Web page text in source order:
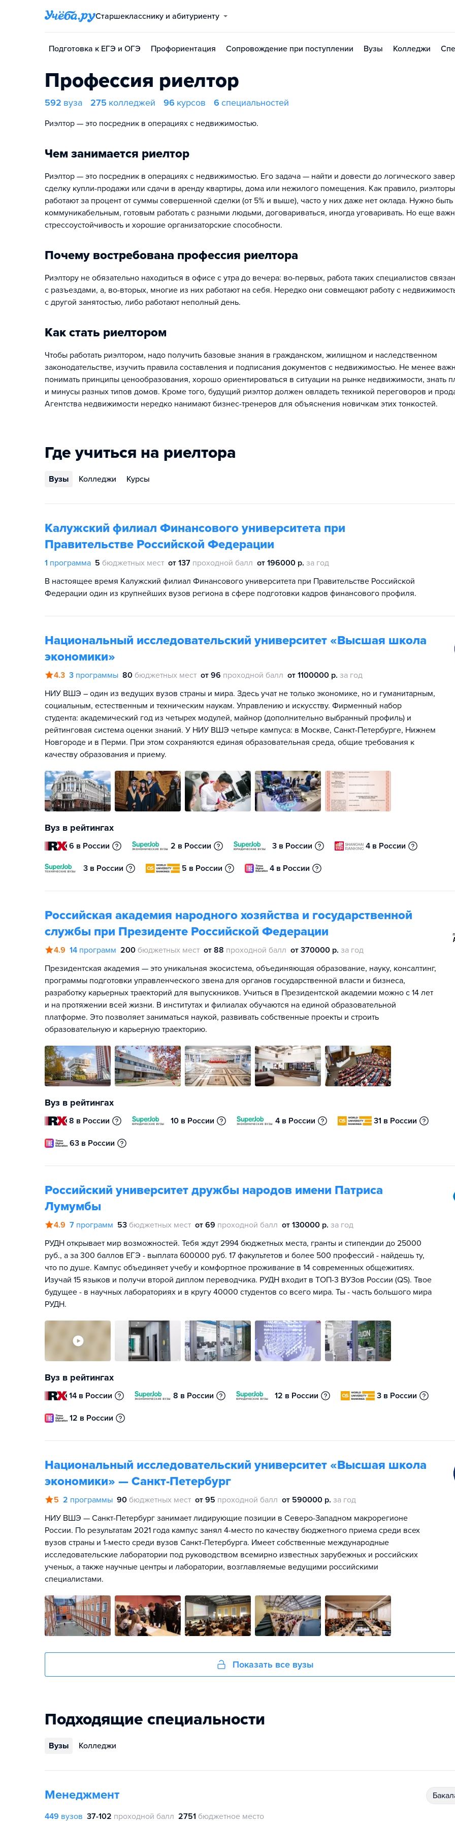
Старшекласснику и абитуриенту
Подготовка к ЕГЭ и ОГЭ Профориентация Сопровождение при поступлении Вузы Колледжи
Профессия риелтор
592 вуза 275 колледжей 96 курсов 6 специальностей
Риэлтор — это посредник в операциях с недвижимостью.
Чем занимается риелтор
Риэлтор — это посредник в операциях с недвижимостью. Его задача — найти и довести до логического
сделку купли-продажи или сдачи в аренду квартиры, дома или нежилого помещения. Как правило, риэлторы
работают за процент от суммы совершенной сделки (от 5% и выше), часто у них даже нет оклада. Нужно быть
коммуникабельным, готовым работать с разными людьми, договариваться, иногда уговаривать. Но еще
стрессоустойчивость и хорошие организаторские способности.
Почему востребована профессия риелтора
Риэлтору не обязательно находиться в офисе с утра до вечера: во-первых, работа таких специалистов
с разъездами, а, во-вторых, многие из них работают на себя. Нередко они совмещают работу с
с другой занятостью, либо работают неполный день.
Как стать риелтором
Чтобы работать риэлтором, надо получить базовые знания в гражданском, жилищном и наследственном
законодательстве, изучить правила составления и подписания документов с недвижимостью. Не менее
понимать принципы ценообразования, хорошо ориентироваться в ситуации на рынке недвижимости, знать
и минусы разных типов домов. Кроме того, будущий риэлтор должен овладеть техникой переговоров и
Агентства недвижимости нередко нанимают бизнес-тренеров для объяснения новичкам этих тонкостей.
Где учиться на риелтора
Вузы Колледжи Курсы
Калужский филиал Финансового университета при
Правительстве Российской Федерации
1 программа 5 бюджетных мест от 137 проходной балл от 196000 р. за год
В настоящее время Калужский филиал Финансового университета при Правительстве Российской
Федерации один из крупнейших вузов региона в сфере подготовки кадров финансового профиля.
Национальный исследовательский университет «Высшая школа
экономики»
4.3 3 программы 80 бюджетных мест от 96 проходной балл от 1100000 р. за год
НИУ ВШЭ – один из ведущих вузов страны и мира. Здесь учат не только экономике, но и гуманитарным,
социальным, естественным и техническим наукам. Управлению и искусству. Фирменный набор
студента: академический год из четырех модулей, майнор (дополнительно выбранный профиль) и
рейтинговая система оценки знаний. У НИУ ВШЭ четыре кампуса: в Москве, Санкт-Петербурге, Нижнем
Новгороде и в Перми. При этом сохраняются единая образовательная среда, общие требования к
качеству образования и приему.
Вуз в рейтингах
6 в России 2 в России 3 в России 4 в России
3 в России 5 в России 4 в России
Российская академия народного хозяйства и государственной
службы при Президенте Российской Федерации
4.9 14 программ 200 бюджетных мест от 88 проходной балл от 370000 р. за год
Президентская академия — это уникальная экосистема, объединяющая образование, науку, консалтинг,
программы подготовки управленческого звена для органов государственной власти и бизнеса,
разработку карьерных траекторий для выпускников. Учиться в Президентской академии можно с 14 лет
и на протяжении всей жизни. В институтах и филиалах обучаются на единой образовательной
платформе. Это позволяет заниматься наукой, развивать собственные проекты и строить
образовательную и карьерную траекторию.
Вуз в рейтингах
8 в России 10 в России 4 в России 31 в России
63 в России
Российский университет дружбы народов имени Патриса
Лумумбы
4.9 7 программ 53 бюджетных мест от 69 проходной балл от 130000 р. за год
РУДН открывает мир возможностей. Тебя ждут 2994 бюджетных места, гранты и стипендии до 25000
руб., а за 300 баллов ЕГЭ - выплата 600000 руб. 17 факультетов и более 500 профессий - найдешь ту,
что по душе. Кампус объединяет учебу и комфортное проживание в 14 современных общежитиях.
Изучай 15 языков и получи второй диплом переводчика. РУДН входит в ТОП-3 ВУЗов России (QS). Твое
будущее - в научных лабораториях и в кругу 40000 студентов со всего мира. Ты - часть большого мира
РУДН.
Вуз в рейтингах
14 в России 8 в России 12 в России 3 в России
12 в России
Национальный исследовательский университет «Высшая школа
экономики» — Санкт-Петербург
5 2 программы 90 бюджетных мест от 95 проходной балл от 590000 р. за год
НИУ ВШЭ — Санкт-Петербург занимает лидирующие позиции в Северо-Западном макрорегионе
России. По результатам 2021 года кампус занял 4-место по качеству бюджетного приема среди всех
вузов страны и 1-место среди вузов Санкт-Петербурга. Имеет собственные международные
исследовательские лаборатории под руководством всемирно известных зарубежных и российских
ученых, а также научные центры и лаборатории, возглавляемые ведущими российскими
специалистами.
Показать все вузы
Подходящие специальности
Вузы Колледжи
Менеджмент
449 вузов 37-102 проходной балл 2751 бюджетное место